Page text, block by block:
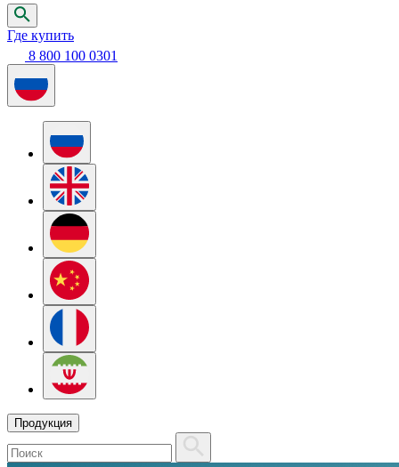
Где купить
8 800 100 0301
Продукция